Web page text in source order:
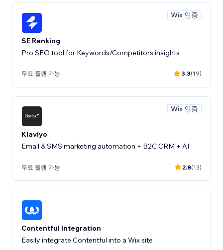
Wix 인증
SE Ranking
Pro SEO tool for Keywords/Competitors insights
무료 플랜 가능 3.3(19)
Wix 인증
Klaviyo
Email & SMS marketing automation + B2C CRM + AI
무료 플랜 가능 2.8(13)
Contentful Integration
Easily integrate Contentful into a Wix site